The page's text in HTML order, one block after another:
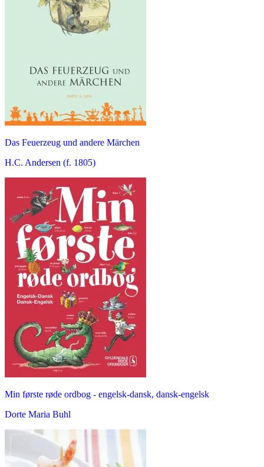
Das Feuerzeug und andere Märchen
H.C. Andersen (f. 1805)
Min første røde ordbog - engelsk-dansk, dansk-engelsk
Dorte Maria Buhl